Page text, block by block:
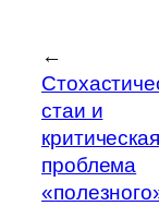
←
стаи и
критическая
проблема